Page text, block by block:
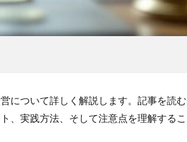
について詳しく解説します。記事を読む
、実践方法、そして注意点を理解するこ